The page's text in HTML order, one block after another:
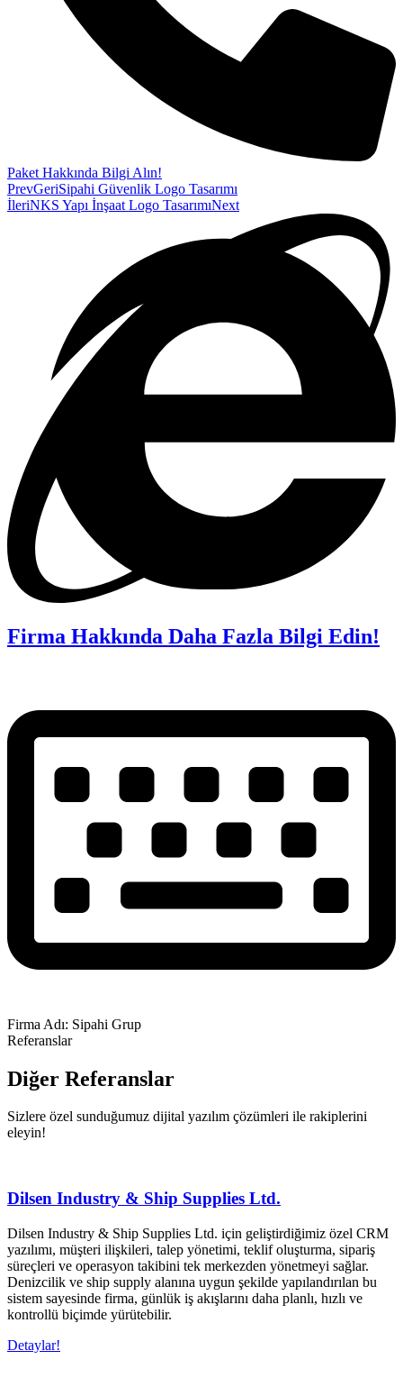
Paket Hakkında Bilgi Alın!
PrevGeriSipahi Güvenlik Logo Tasarımı
İleriNKS Yapı İnşaat Logo TasarımıNext
Firma Hakkında Daha Fazla Bilgi Edin!
Firma Adı: Sipahi Grup
Referanslar
Diğer Referanslar
Sizlere özel sunduğumuz dijital yazılım çözümleri ile rakiplerini
eleyin!
Dilsen Industry & Ship Supplies Ltd.
Dilsen Industry & Ship Supplies Ltd. için geliştirdiğimiz özel CRM
yazılımı, müşteri ilişkileri, talep yönetimi, teklif oluşturma, sipariş
süreçleri ve operasyon takibini tek merkezden yönetmeyi sağlar.
Denizcilik ve ship supply alanına uygun şekilde yapılandırılan bu
sistem sayesinde firma, günlük iş akışlarını daha planlı, hızlı ve
kontrollü biçimde yürütebilir.
Detaylar!